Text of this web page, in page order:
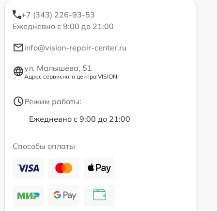
+7 (343) 226-93-53
Ежедневно с 9:00 до 21:00
info@vision-repair-center.ru
ул. Малышева, 51
Адрес сервисного центра VISION
Режим работы:
Ежедневно с 9:00 до 21:00
Способы оплаты